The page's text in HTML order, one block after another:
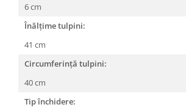
6 cm
Înălțime tulpini:
41 cm
Circumferință tulpini:
40 cm
Tip închidere: